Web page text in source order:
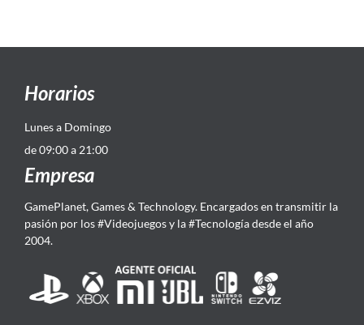
Horarios
Lunes a Domingo
de 09:00 a 21:00
Empresa
GamePlanet, Games & Technology. Encargados en transmitir la
pasión por los #Videojuegos y la #Tecnología desde el año
2004.